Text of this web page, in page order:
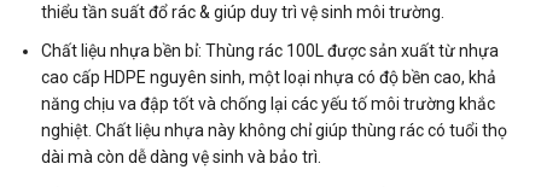
thiểu tần suất đổ rác & giúp duy trì vệ sinh môi trường.
Chất liệu nhựa bền bỉ: Thùng rác 100L được sản xuất từ nhựa
cao cấp HDPE nguyên sinh, một loại nhựa có độ bền cao, khả
năng chịu va đập tốt và chống lại các yếu tố môi trường khắc
nghiệt. Chất liệu nhựa này không chỉ giúp thùng rác có tuổi thọ
dài mà còn dễ dàng vệ sinh và bảo trì.